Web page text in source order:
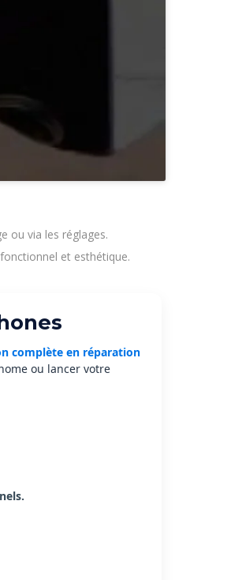
ou via les réglages.
et esthétique.
complète en réparation
ou lancer votre